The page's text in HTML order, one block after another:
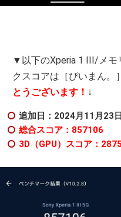
▼以下のXperia 1 III/メモ
クスコアは［ぴいまん。
とうございます！ ↓
追加日：2024月11月23日
総合スコア：857106
3D（GPU）スコア：